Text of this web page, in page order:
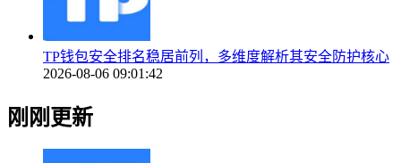
TP钱包安全排名稳居前列，多维度解析其安全防护核心
2026-08-06 09:01:42
刚刚更新